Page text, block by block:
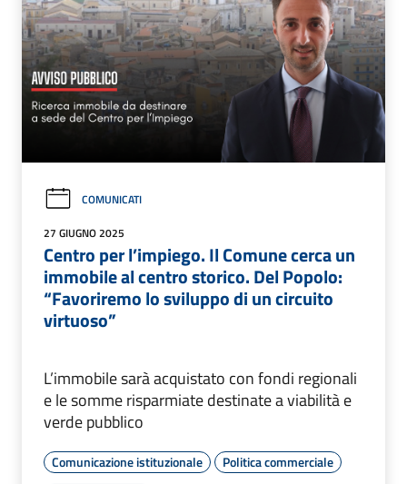
COMUNICATI
27 GIUGNO 2025
Centro per l’impiego. Il Comune cerca un
immobile al centro storico. Del Popolo:
“Favoriremo lo sviluppo di un circuito
virtuoso”
L’immobile sarà acquistato con fondi regionali
e le somme risparmiate destinate a viabilità e
verde pubblico
Comunicazione istituzionale
Politica commerciale